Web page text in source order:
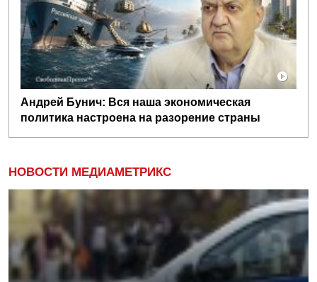
Андрей Бунич: Вся наша экономическая
политика настроена на разорение страны
НОВОСТИ МЕДИАМЕТРИКС